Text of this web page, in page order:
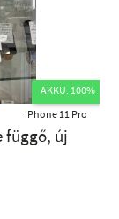
AKKU: 100%
iPhone 11 Pro
függő, új